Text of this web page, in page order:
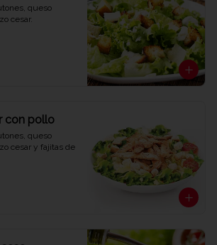
queso
cesar.
con pollo
queso
cesar y fajitas de